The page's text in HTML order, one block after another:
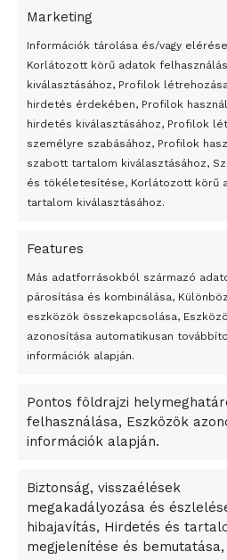
Marketing
Információk tárolása és/vagy
Korlátozott körű adatok
kiválasztásához, Profilok
hirdetés érdekében, Profilok
hirdetés kiválasztásához, Profilok
személyre szabásához, Profilok
szabott tartalom kiválasztásához,
és tökéletesítése, Korlátozott körű
tartalom kiválasztásához.
Features
Más adatforrásokból származó
párosítása és kombinálása,
eszközök összekapcsolása,
azonosítása automatikusan
információk alapján.
Pontos földrajzi
felhasználása, Eszközök
információk alapján.
Biztonság, visszaélések
megakadályozása és
hibajavítás, Hirdetés és
megjelenítése és bemutatása,
Átmenetileg szünetelnek az
Egy vagyonért adták el Banksy
Az 1950-ben elhunyt alkotók
felhasználhatóvá válnak
Peking – A visegrádi országok
bemutató fotókiállítás nyílt
Megveszi az osztrák Wienerberger
Bricket
A Startup Campus egyetemi
A Ringo Starr új albummal
A Vajdasági Magyar Szövetség
Dzsingisz kán hódító hadjárata
Kuramagomedov ötödik,
világkupa